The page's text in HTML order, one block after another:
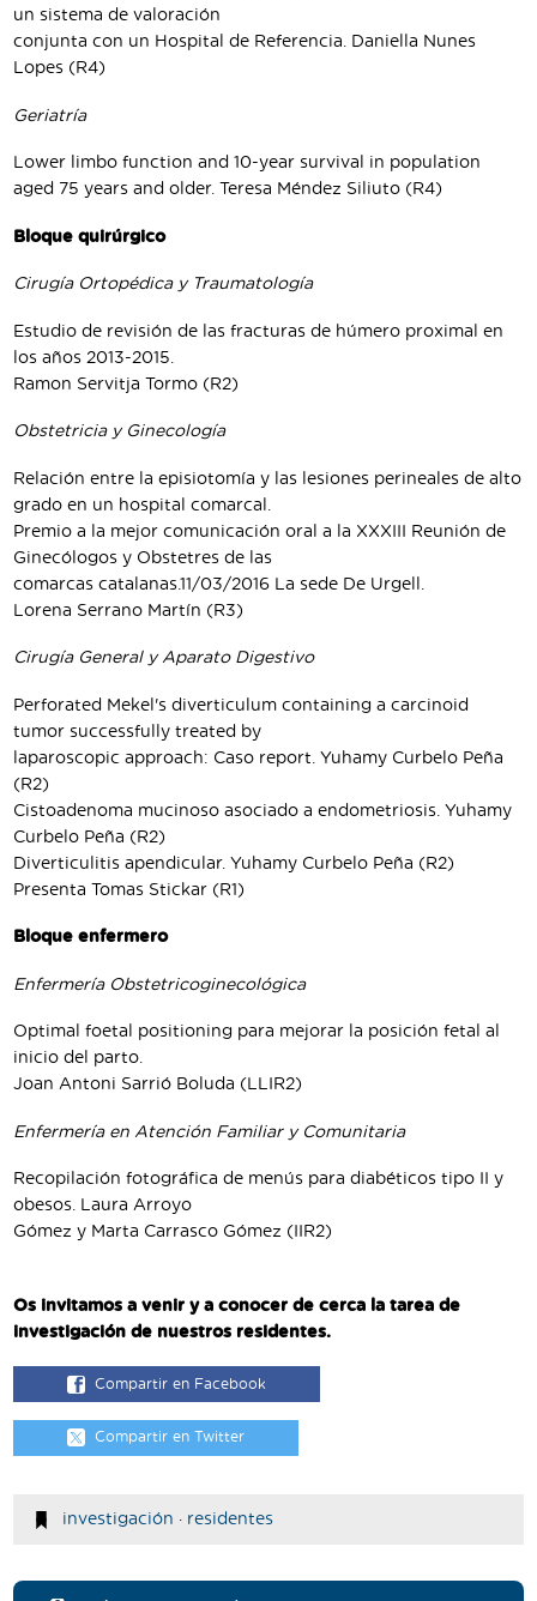
un sistema de valoración
conjunta con un Hospital de Referencia. Daniella Nunes
Lopes (R4)
Geriatría
Lower limbo function and 10-year survival in population
aged 75 years and older. Teresa Méndez Siliuto (R4)
Bloque quirúrgico
Cirugía Ortopédica y Traumatología
Estudio de revisión de las fracturas de húmero proximal en
los años 2013-2015.
Ramon Servitja Tormo (R2)
Obstetricia y Ginecología
Relación entre la episiotomía y las lesiones perineales de alto
grado en un hospital comarcal.
Premio a la mejor comunicación oral a la XXXIII Reunión de
Ginecólogos y Obstetres de las
comarcas catalanas.11/03/2016 La sede De Urgell.
Lorena Serrano Martín (R3)
Cirugía General y Aparato Digestivo
Perforated Mekel's diverticulum containing a carcinoid
tumor successfully treated by
laparoscopic approach: Caso report. Yuhamy Curbelo Peña
(R2)
Cistoadenoma mucinoso asociado a endometriosis. Yuhamy
Curbelo Peña (R2)
Diverticulitis apendicular. Yuhamy Curbelo Peña (R2)
Presenta Tomas Stickar (R1)
Bloque enfermero
Enfermería Obstetricoginecológica
Optimal foetal positioning para mejorar la posición fetal al
inicio del parto.
Joan Antoni Sarrió Boluda (LLIR2)
Enfermería en Atención Familiar y Comunitaria
Recopilación fotográfica de menús para diabéticos tipo II y
obesos. Laura Arroyo
Gómez y Marta Carrasco Gómez (IIR2)
Os invitamos a venir y a conocer de cerca la tarea de
investigación de nuestros residentes.
Compartir en Facebook
Compartir en Twitter
investigación · residentes